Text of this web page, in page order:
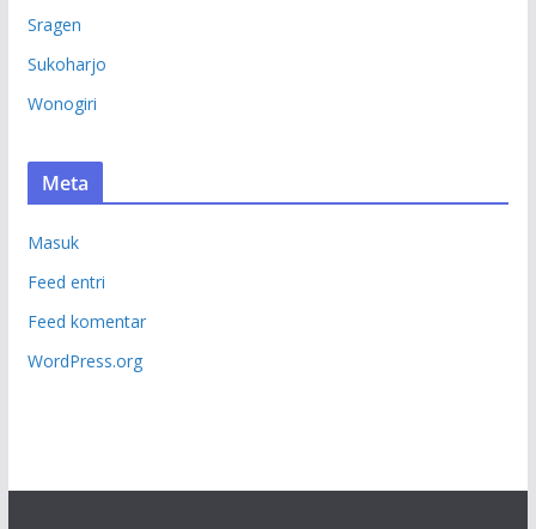
Sragen
Sukoharjo
Wonogiri
Meta
Masuk
Feed entri
Feed komentar
WordPress.org